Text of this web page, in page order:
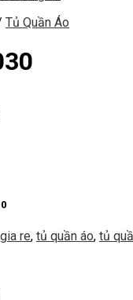
Tủ Quần Áo
re, tủ quần áo, tủ